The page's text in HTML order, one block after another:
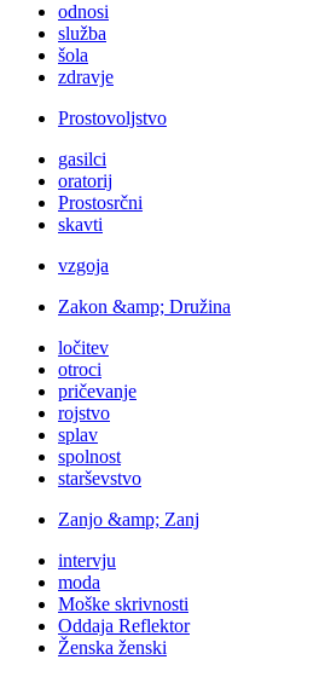
odnosi
služba
šola
zdravje
Prostovoljstvo
gasilci
oratorij
Prostosrčni
skavti
vzgoja
Zakon &amp; Družina
ločitev
otroci
pričevanje
rojstvo
splav
spolnost
starševstvo
Zanjo &amp; Zanj
intervju
moda
Moške skrivnosti
Oddaja Reflektor
Ženska ženski